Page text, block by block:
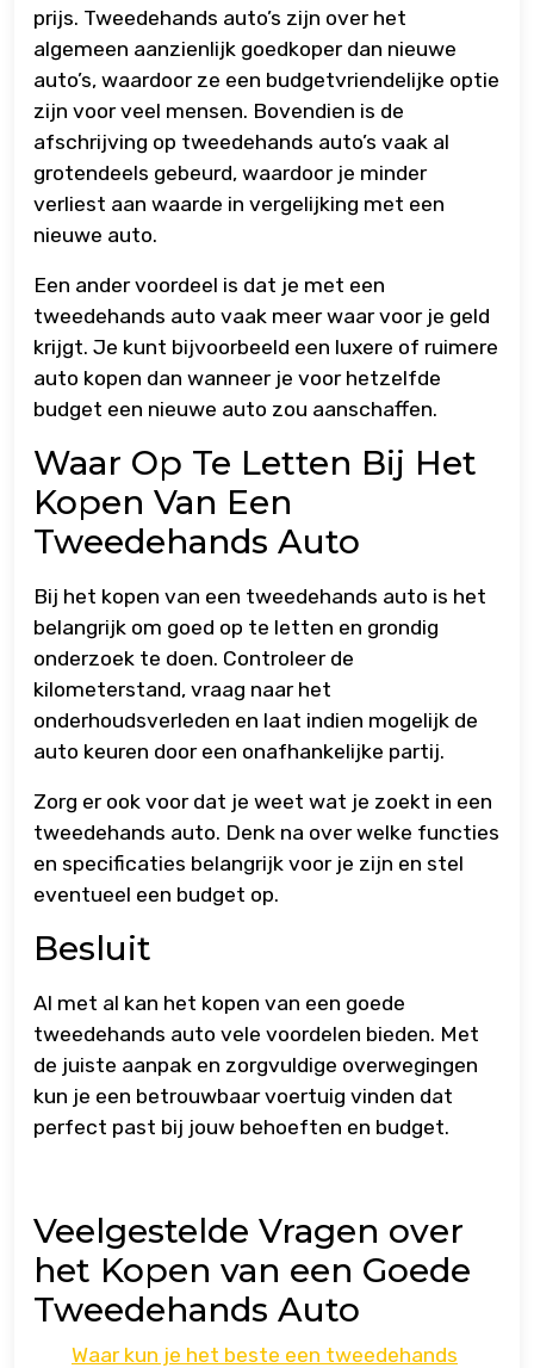
prijs. Tweedehands auto’s zijn over het
algemeen aanzienlijk goedkoper dan nieuwe
auto’s, waardoor ze een budgetvriendelijke optie
zijn voor veel mensen. Bovendien is de
afschrijving op tweedehands auto’s vaak al
grotendeels gebeurd, waardoor je minder
verliest aan waarde in vergelijking met een
nieuwe auto.
Een ander voordeel is dat je met een
tweedehands auto vaak meer waar voor je geld
krijgt. Je kunt bijvoorbeeld een luxere of ruimere
auto kopen dan wanneer je voor hetzelfde
budget een nieuwe auto zou aanschaffen.
Waar Op Te Letten Bij Het
Kopen Van Een
Tweedehands Auto
Bij het kopen van een tweedehands auto is het
belangrijk om goed op te letten en grondig
onderzoek te doen. Controleer de
kilometerstand, vraag naar het
onderhoudsverleden en laat indien mogelijk de
auto keuren door een onafhankelijke partij.
Zorg er ook voor dat je weet wat je zoekt in een
tweedehands auto. Denk na over welke functies
en specificaties belangrijk voor je zijn en stel
eventueel een budget op.
Besluit
Al met al kan het kopen van een goede
tweedehands auto vele voordelen bieden. Met
de juiste aanpak en zorgvuldige overwegingen
kun je een betrouwbaar voertuig vinden dat
perfect past bij jouw behoeften en budget.
Veelgestelde Vragen over
het Kopen van een Goede
Tweedehands Auto
Waar kun je het beste een tweedehands